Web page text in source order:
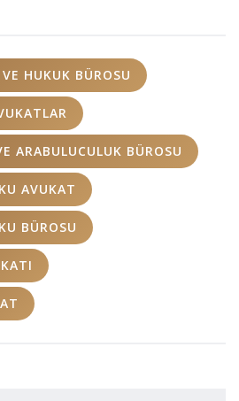
HUKUK BÜROSU
ARABULUCULUK BÜROSU
AVUKAT
BÜROSU